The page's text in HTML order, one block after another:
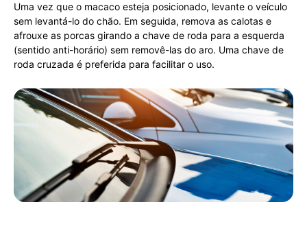
Uma vez que o macaco esteja posicionado, levante o veículo
sem levantá-lo do chão. Em seguida, remova as calotas e
afrouxe as porcas girando a chave de roda para a esquerda
(sentido anti-horário) sem removê-las do aro. Uma chave de
roda cruzada é preferida para facilitar o uso.